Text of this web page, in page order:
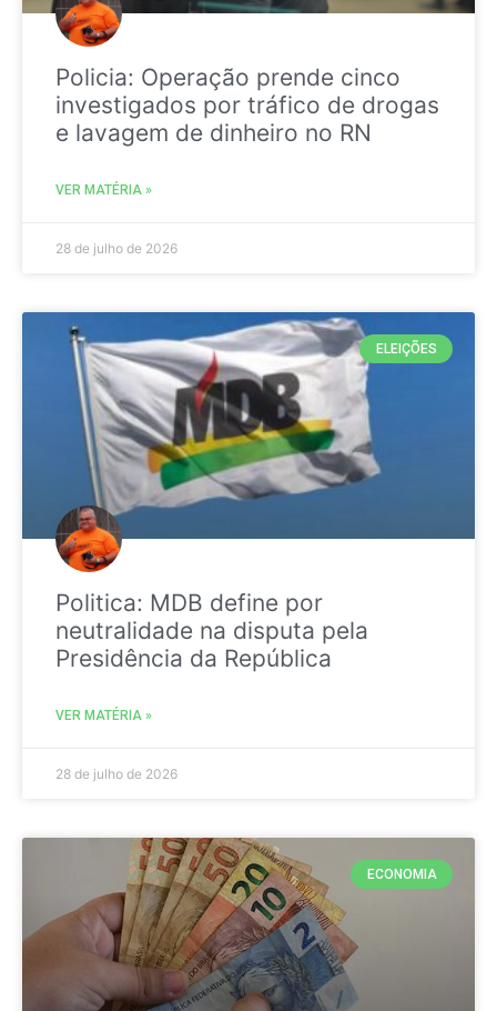
Policia: Operação prende cinco
investigados por tráfico de drogas
e lavagem de dinheiro no RN
VER MATÉRIA »
28 de julho de 2026
ELEIÇÕES
Politica: MDB define por
neutralidade na disputa pela
Presidência da República
VER MATÉRIA »
28 de julho de 2026
ECONOMIA